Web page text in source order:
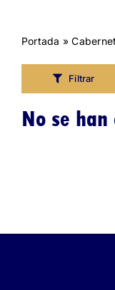
Portada »
Filtrar
No se